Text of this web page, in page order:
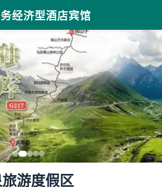
经济型酒店宾馆
游度假区